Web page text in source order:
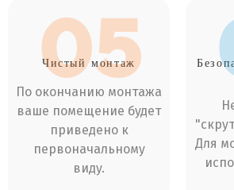
05
Чистый монтаж
По окончанию монтажа
ваше помещение будет
приведено к
первоначальному
виду.
Для